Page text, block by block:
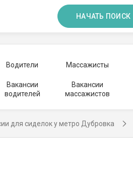
НАЧАТЬ ПОИСК
Водители Массажисты
Вакансии
водителей
Вакансии
массажистов
для сиделок у метро Дубровка